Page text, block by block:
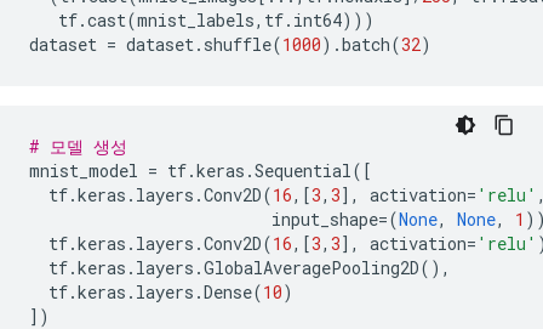
tf.cast(mnist_labels, tf. int64)))
dataset = dataset. shuffle(1000) .batch(32)
# 모델 생성
mnist_model = tf.keras .Sequential([
tf.keras . layers .Conv2D(16,[3, 3], activation= 'relu'
input_shape=(None, None, 1
tf.keras . layers .Conv2D(16,[3, 3], activation= 'relu'
tf.keras . layers .GlobalAveragePooling2D(),
tf.keras . layers .Dense(10)
])